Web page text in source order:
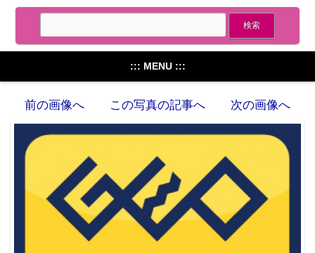
::: MENU :::
前の画像へ この写真の記事へ 次の画像へ